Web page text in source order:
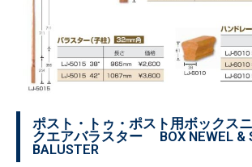
ポスト・トゥ・ポスト用ボックス
クエアバラスター BOX NEWEL &
BALUSTER